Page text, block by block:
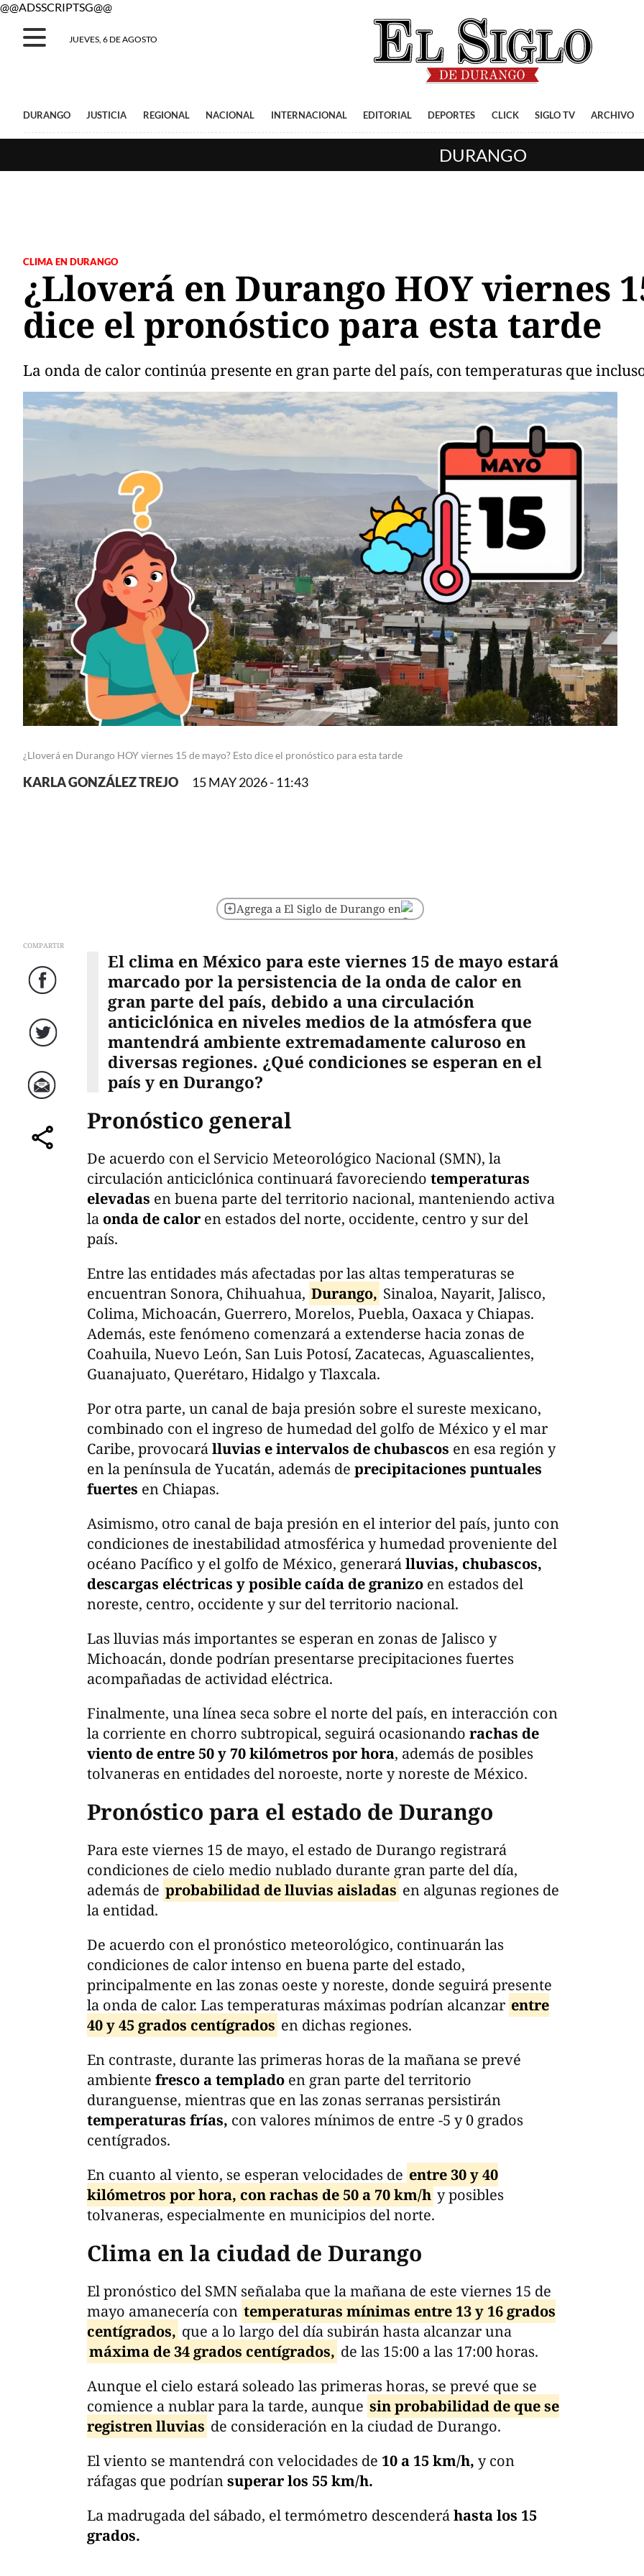
@@ADSSCRIPTSG@@
JUEVES, 6 DE AGOSTO
DURANGO JUSTICIA REGIONAL NACIONAL INTERNACIONAL EDITORIAL DEPORTES CLICK SIGLO TV ARCHIVO
DURANGO
CLIMA EN DURANGO
¿Lloverá en Durango HOY viernes
dice el pronóstico para esta tarde
La onda de calor continúa presente en gran parte del país, con temperaturas que
¿Lloverá en Durango HOY viernes 15 de mayo? Esto dice el pronóstico para esta tarde
KARLA GONZÁLEZ TREJO 15 MAY 2026 - 11:43
Agrega a El Siglo de Durango en
COMPARTIR
Facebook
Twitter
Correo
comparte
El clima en México para este viernes 15 de mayo estará
marcado por la persistencia de la onda de calor en
gran parte del país, debido a una circulación
anticiclónica en niveles medios de la atmósfera que
mantendrá ambiente extremadamente caluroso en
diversas regiones. ¿Qué condiciones se esperan en el
país y en Durango?
Pronóstico general
De acuerdo con el Servicio Meteorológico Nacional (SMN), la
circulación anticiclónica continuará favoreciendo temperaturas
elevadas en buena parte del territorio nacional, manteniendo activa
la onda de caloren estados del norte, occidente, centro y sur del
país.
Entre las entidades más afectadas por las altas temperaturas se
encuentran Sonora, Chihuahua, Durango, Sinaloa, Nayarit, Jalisco,
Colima, Michoacán, Guerrero, Morelos, Puebla, Oaxaca y Chiapas.
Además, este fenómeno comenzará a extenderse hacia zonas de
Coahuila, Nuevo León, San Luis Potosí, Zacatecas, Aguascalientes,
Guanajuato, Querétaro, Hidalgo y Tlaxcala.
Por otra parte, un canal de baja presión sobre el sureste mexicano,
combinado con el ingreso de humedad del golfo de México y el mar
Caribe, provocarálluvias e intervalos de chubascos en esa región y
en la península de Yucatán, además de precipitaciones puntuales
fuertes en Chiapas.
Asimismo, otro canal de baja presión en el interior del país, junto con
condiciones de inestabilidad atmosférica y humedad proveniente del
océano Pacífico y el golfo de México, generarálluvias, chubascos,
descargas eléctricas y posible caída de granizo en estados del
noreste, centro, occidente y sur del territorio nacional.
Las lluvias más importantes se esperan en zonas de Jalisco y
Michoacán, donde podrían presentarse precipitaciones fuertes
acompañadas de actividad eléctrica.
Finalmente, una línea seca sobre el norte del país, en interacción con
la corriente en chorro subtropical, seguirá ocasionando rachas de
viento de entre 50 y 70 kilómetros por hora, además de posibles
tolvaneras en entidades del noroeste, norte y noreste de México.
Pronóstico para el estado de Durango
Para este viernes 15 de mayo, el estado de Durango registrará
condiciones de cielo medio nublado durante gran parte del día,
además de probabilidad de lluvias aisladas en algunas regiones de
la entidad.
De acuerdo con el pronóstico meteorológico, continuarán las
condiciones de calor intenso en buena parte del estado,
principalmente en las zonas oeste y noreste, donde seguirá presente
la onda de calor. Las temperaturas máximas podrían alcanzar entre
40 y 45 grados centígrados en dichas regiones.
En contraste, durante las primeras horas de la mañana se prevé
ambiente fresco a templado en gran parte del territorio
duranguense, mientras que en las zonas serranas persistirán
temperaturas frías, con valores mínimos de entre -5 y 0 grados
centígrados.
En cuanto al viento, se esperan velocidades de entre 30 y 40
kilómetros por hora, con rachas de 50 a 70 km/h y posibles
tolvaneras, especialmente en municipios del norte.
Clima en la ciudad de Durango
El pronóstico del SMN señalaba que la mañana de este viernes 15 de
mayo amanecería con temperaturas mínimas entre 13 y 16 grados
centígrados, que a lo largo del día subirán hasta alcanzar una
máxima de 34 grados centígrados, de las 15:00 a las 17:00 horas.
Aunque el cielo estará soleado las primeras horas, se prevé que se
comience a nublar para la tarde, aunque sin probabilidad de que se
registren lluvias de consideración en la ciudad de Durango.
El viento se mantendrá con velocidades de 10 a 15 km/h, y con
ráfagas que podríansuperar los 55 km/h.
La madrugada del sábado, el termómetro descenderáhasta los 15
grados.